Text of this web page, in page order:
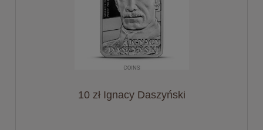
10 zł Ignacy Daszyński